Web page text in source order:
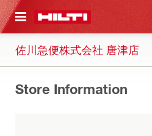
内容を表示
佐川急便株式会社 唐津店
Store Information